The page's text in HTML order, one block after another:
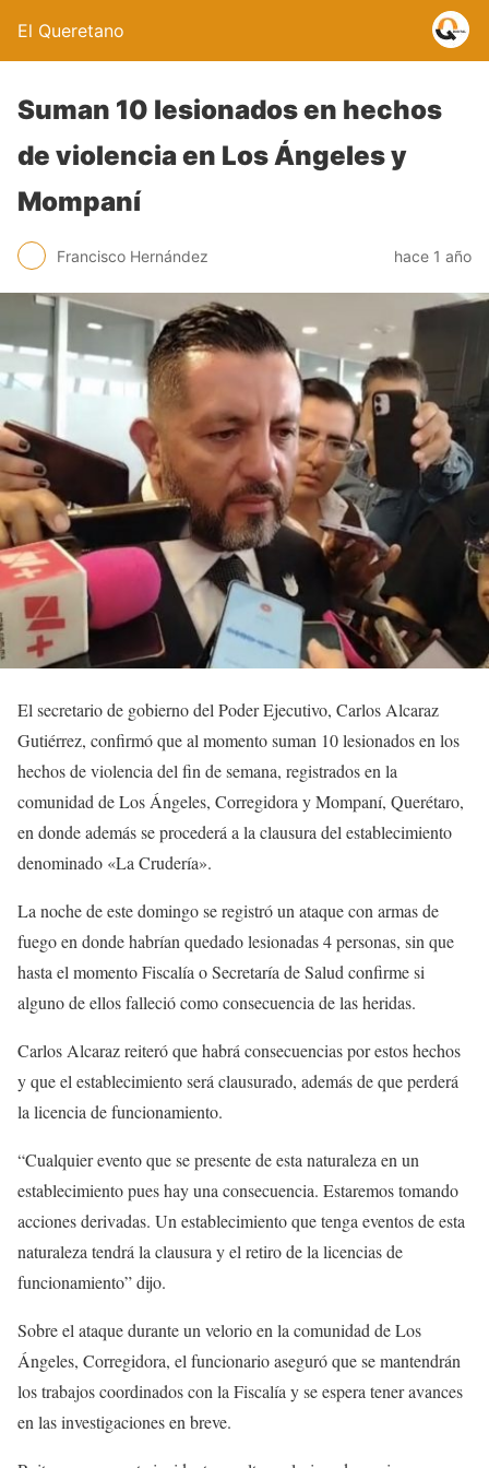
El Queretano
Suman 10 lesionados en hechos
de violencia en Los Ángeles y
Mompaní
Francisco Hernández hace 1 año
El secretario de gobierno del Poder Ejecutivo, Carlos Alcaraz
Gutiérrez, confirmó que al momento suman 10 lesionados en los
hechos de violencia del fin de semana, registrados en la
comunidad de Los Ángeles, Corregidora y Mompaní, Querétaro,
en donde además se procederá a la clausura del establecimiento
denominado «La Crudería».
La noche de este domingo se registró un ataque con armas de
fuego en donde habrían quedado lesionadas 4 personas, sin que
hasta el momento Fiscalía o Secretaría de Salud confirme si
alguno de ellos falleció como consecuencia de las heridas.
Carlos Alcaraz reiteró que habrá consecuencias por estos hechos
y que el establecimiento será clausurado, además de que perderá
la licencia de funcionamiento.
“Cualquier evento que se presente de esta naturaleza en un
establecimiento pues hay una consecuencia. Estaremos tomando
acciones derivadas. Un establecimiento que tenga eventos de esta
naturaleza tendrá la clausura y el retiro de la licencias de
funcionamiento” dijo.
Sobre el ataque durante un velorio en la comunidad de Los
Ángeles, Corregidora, el funcionario aseguró que se mantendrán
los trabajos coordinados con la Fiscalía y se espera tener avances
en las investigaciones en breve.